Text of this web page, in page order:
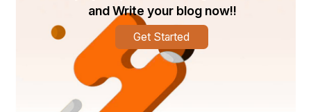
and Write your blog now!!
Get Started